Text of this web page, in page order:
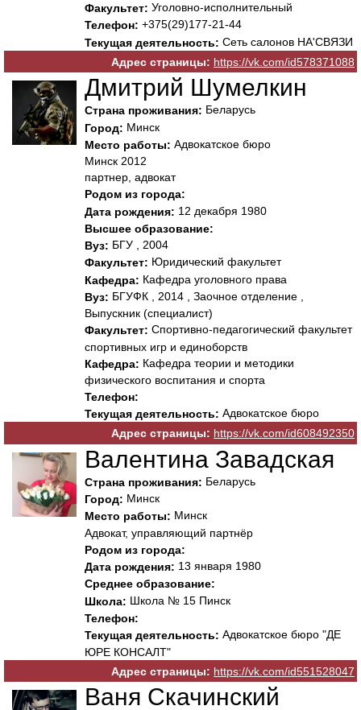
Факультет: Уголовно-исполнительный
Телефон: +375(29)177-21-44
Текущая деятельность: Сеть салонов НА'СВЯЗИ
Адрес страницы: https://vk.com/id578371088
Дмитрий Шумелкин
Страна проживания: Беларусь
Город: Минск
Место работы: Адвокатское бюро
Минск 2012
партнер, адвокат
Родом из города:
Дата рождения: 12 декабря 1980
Высшее образование:
Вуз: БГУ , 2004
Факультет: Юридический факультет
Кафедра: Кафедра уголовного права
Вуз: БГУФК , 2014 , Заочное отделение ,
Выпускник (специалист)
Факультет: Спортивно-педагогический факультет
спортивных игр и единоборств
Кафедра: Кафедра теории и методики
физического воспитания и спорта
Телефон:
Текущая деятельность: Адвокатское бюро
Адрес страницы: https://vk.com/id608492350
Валентина Завадская
Страна проживания: Беларусь
Город: Минск
Место работы: Минск
Адвокат, управляющий партнёр
Родом из города:
Дата рождения: 13 января 1980
Среднее образование:
Школа: Школа № 15 Пинск
Телефон:
Текущая деятельность: Адвокатское бюро "ДЕ
ЮРЕ КОНСАЛТ"
Адрес страницы: https://vk.com/id551528047
Ваня Скачинский